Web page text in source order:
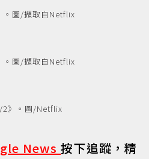
。圖/擷取自Netflix
。圖/擷取自Netflix
2》。圖/Netflix
News按下追蹤，精